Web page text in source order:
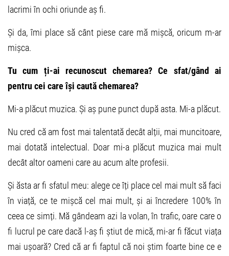
lacrimi în ochi oriunde aș fi.
Și da, îmi place să cânt piese care mă mișcă, oricum m-ar
mișca.
Tu cum ți-ai recunoscut chemarea? Ce sfat/gând ai
pentru cei care își caută chemarea?
Mi-a plăcut muzica. Și aș pune punct după asta. Mi-a plăcut.
Nu cred că am fost mai talentată decât alții, mai muncitoare,
mai dotată intelectual. Doar mi-a plăcut muzica mai mult
decât altor oameni care au acum alte profesii.
Și ăsta ar fi sfatul meu: alege ce îți place cel mai mult să faci
în viață, ce te mișcă cel mai mult, și ai încredere 100% în
ceea ce simți. Mă gândeam azi la volan, în trafic, oare care o
fi lucrul pe care dacă l-aș fi știut de mică, mi-ar fi făcut viața
mai ușoară? Cred că ar fi faptul că noi știm foarte bine ce e